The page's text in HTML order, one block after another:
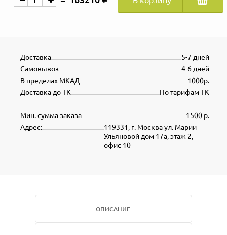
5-7 дней
Доставка
4-6 дней
Самовывоз
1000р.
В пределах МКАД
По тарифам ТК
Доставка до ТК
1500 р.
Мин. сумма заказа
119331, г. Москва ул. Марии
Ульяновой дом 17а, этаж 2,
офис 10
Адрес:
ОПИСАНИЕ